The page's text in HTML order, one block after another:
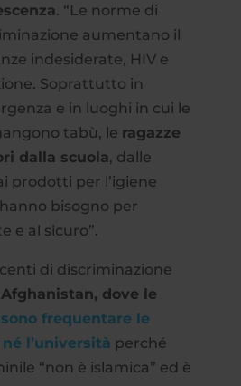
. “Le norme di
aumentano il
indesiderate, HIV e
Soprattutto in
e in luoghi in cui le
tabù, le ragazze
dalla scuola, dalle
prodotti per l’igiene
bisogno per
e al sicuro”.
di discriminazione
Afghanistan, dove le
frequentare le
l’università perché
“non è islamica” ed è